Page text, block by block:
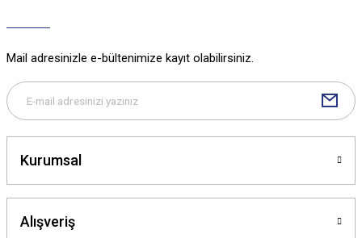
Bu ürüne benzer farklı alternatifler olmalı.
Mail adresinizle e-bültenimize kayıt olabilirsiniz.
Kurumsal
Alışveriş